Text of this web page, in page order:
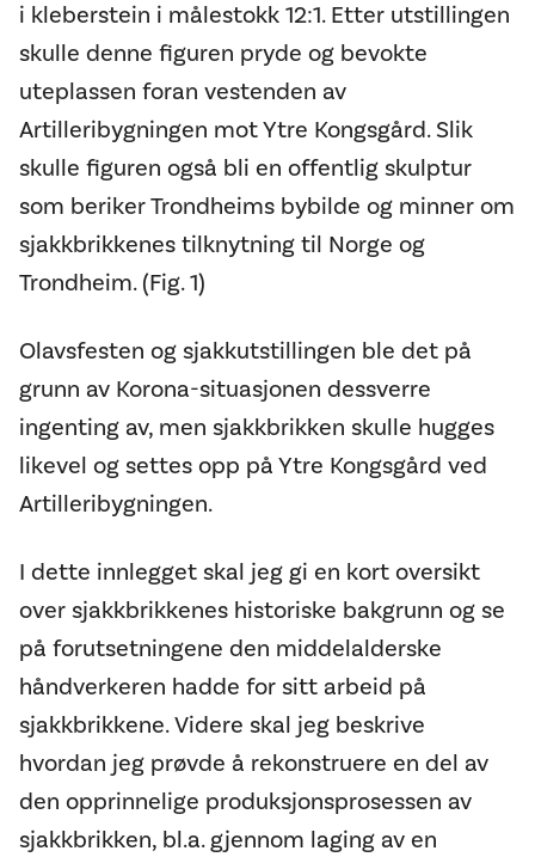
i kleberstein i målestokk 12:1. Etter utstillingen
skulle denne figuren pryde og bevokte
uteplassen foran vestenden av
Artilleribygningen mot Ytre Kongsgård. Slik
skulle figuren også bli en offentlig skulptur
som beriker Trondheims bybilde og minner om
sjakkbrikkenes tilknytning til Norge og
Trondheim. (Fig. 1)
Olavsfesten og sjakkutstillingen ble det på
grunn av Korona-situasjonen dessverre
ingenting av, men sjakkbrikken skulle hugges
likevel og settes opp på Ytre Kongsgård ved
Artilleribygningen.
I dette innlegget skal jeg gi en kort oversikt
over sjakkbrikkenes historiske bakgrunn og se
på forutsetningene den middelalderske
håndverkeren hadde for sitt arbeid på
sjakkbrikkene. Videre skal jeg beskrive
hvordan jeg prøvde å rekonstruere en del av
den opprinnelige produksjonsprosessen av
sjakkbrikken, bl.a. gjennom laging av en